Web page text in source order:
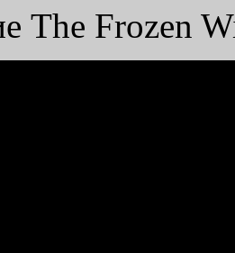
The Frozen